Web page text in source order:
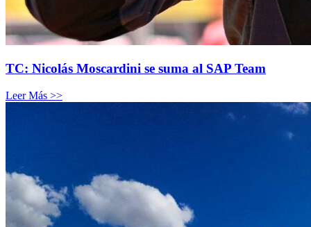
TC: Nicolás Moscardini se suma al SAP Team
Leer Más >>